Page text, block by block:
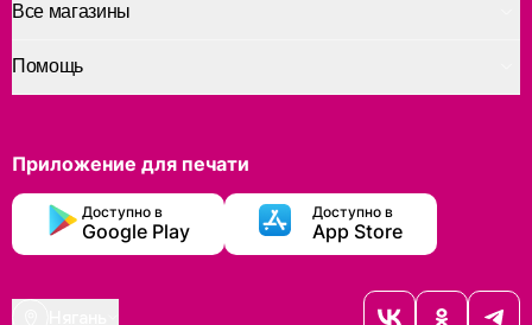
Помощь
Все магазины
Приложение для печати
Доступно в
Google Play
Доступно в
App Store